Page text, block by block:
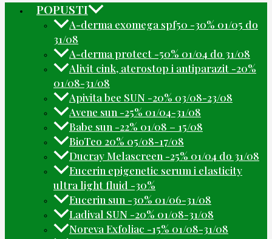
POPUSTI
A-derma exomega spf50 -30% 01/05 do
31/08
A-derma protect -50% 01/04 do 31/08
Alivit cink, aterostop i antiparazit -20%
01/08-31/08
Apivita bee SUN -20% 03/08-23/08
Avene sun -25% 01/04-31/08
Babe sun -22% 01/08 – 15/08
BioTeo 20% 05/08-17/08
Ducray Melascreen -25% 01/04 do 31/08
Eucerin epigenetic serum i elasticity
ultra light fluid -30%
Eucerin sun -30% 01/06-31/08
Ladival SUN -20% 01/08-31/08
Noreva Exfoliac -15% 01/08-31/08